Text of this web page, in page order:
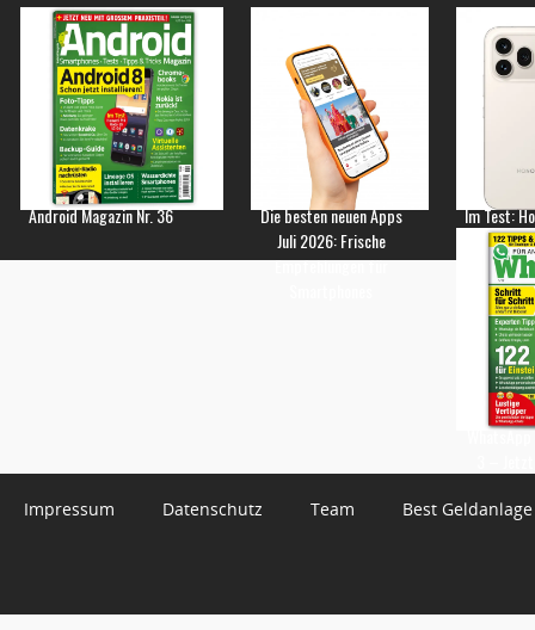
Android Magazin Nr. 36
Die besten neuen Apps
Juli 2026: Frische
Empfehlungen für
Im Test:
Impressum Datenschutz Team Best Geldanlage